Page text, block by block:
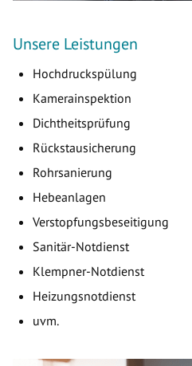
Unsere Leistungen
Hochdruckspülung
Kamerainspektion
Dichtheitsprüfung
Rückstausicherung
Rohrsanierung
Hebeanlagen
Verstopfungsbeseitigung
Sanitär-Notdienst
Klempner-Notdienst
Heizungsnotdienst
uvm.